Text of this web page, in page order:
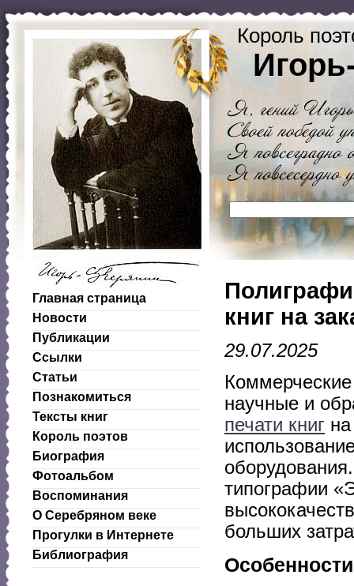
Король
Главная страница
Новости
Публикации
Ссылки
Статьи
Познакомиться
Тексты книг
Король поэтов
Биография
Фотоальбом
Воспоминания
О Серебряном веке
Прогулки в Интернете
Библиография
книг на
29.07.2025
научные и
печати книг
типографии
больших
Особенности